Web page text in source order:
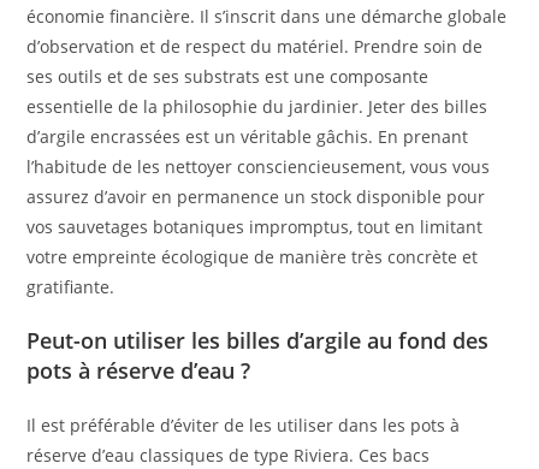
économie financière. Il s’inscrit dans une démarche globale
d’observation et de respect du matériel. Prendre soin de
ses outils et de ses substrats est une composante
essentielle de la philosophie du jardinier. Jeter des billes
d’argile encrassées est un véritable gâchis. En prenant
l’habitude de les nettoyer consciencieusement, vous vous
assurez d’avoir en permanence un stock disponible pour
vos sauvetages botaniques impromptus, tout en limitant
votre empreinte écologique de manière très concrète et
gratifiante.
Peut-on utiliser les billes d’argile au fond des
pots à réserve d’eau ?
Il est préférable d’éviter de les utiliser dans les pots à
réserve d’eau classiques de type Riviera. Ces bacs